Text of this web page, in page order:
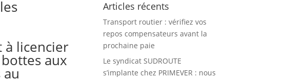
à licencier
aux
Articles récents
Transport routier : vérifiez vos
repos compensateurs avant la
prochaine paie
Le syndicat SUDROUTE
s’implante chez PRIMEVER : nous